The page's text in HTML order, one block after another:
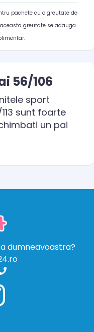
pachete cu o greutate de
greutate se adauga
56/106
sport
sunt foarte
un pai
dumneavoastra?